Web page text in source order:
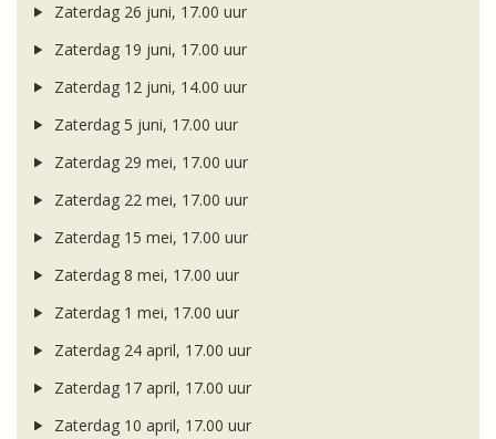
Zaterdag 26 juni, 17.00 uur
Zaterdag 19 juni, 17.00 uur
Zaterdag 12 juni, 14.00 uur
Zaterdag 5 juni, 17.00 uur
Zaterdag 29 mei, 17.00 uur
Zaterdag 22 mei, 17.00 uur
Zaterdag 15 mei, 17.00 uur
Zaterdag 8 mei, 17.00 uur
Zaterdag 1 mei, 17.00 uur
Zaterdag 24 april, 17.00 uur
Zaterdag 17 april, 17.00 uur
Zaterdag 10 april, 17.00 uur